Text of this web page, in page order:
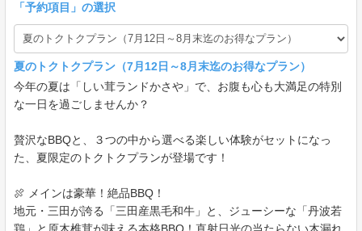
「予約項目 」の選択
夏のトクトクプラン（7月12日～8月末迄のお得なプラン）
今年の夏は「しい茸ランドかさや」で、お腹も心も大満足の特別
な一日を過ごしませんか？
贅沢なBBQと、３つの中から選べる楽しい体験がセットになっ
た、夏限定のトクトクプランが登場です！
🍖 メインは豪華！絶品BBQ！
地元・三田が誇る「三田産黒毛和牛」と、ジューシーな「丹波若